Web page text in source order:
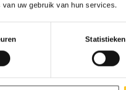
uw gebruik van hun services.
Statistieken